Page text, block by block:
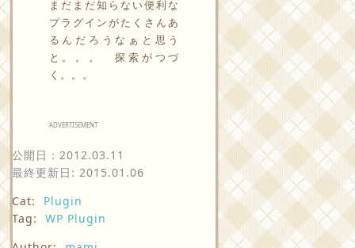
まだまだ知らない便利な
プラグインがたくさんあ
るんだろうなぁと思う
と。。。 探索がつづ
く。。。
ADVERTISEMENT
公開日： 2012.03.11
最終更新日: 2015.01.06
Cat:
Plugin
Tag:
WP Plugin